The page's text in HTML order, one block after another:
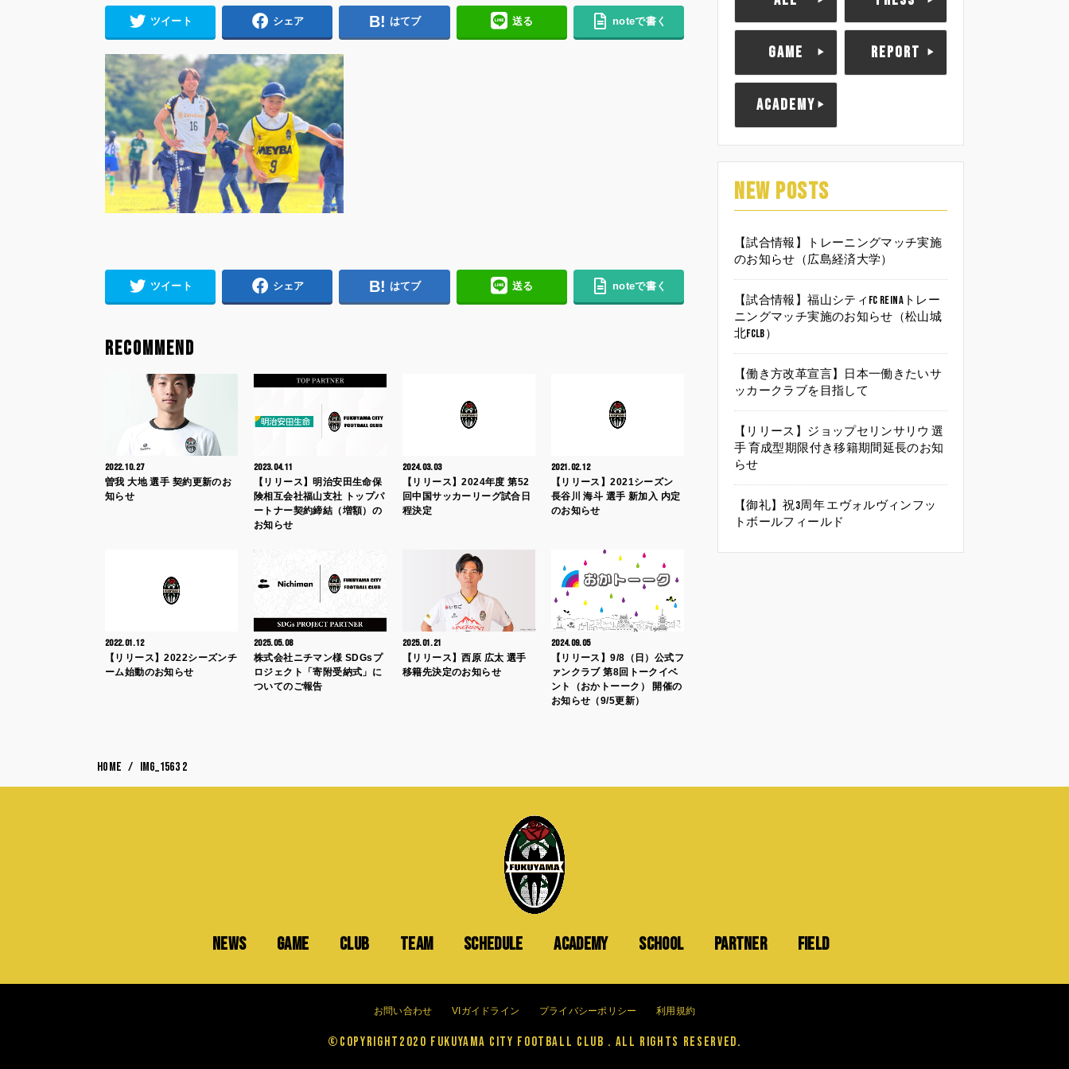
ツイート シェア はてブ 送る noteで書く
ツイート シェア はてブ 送る noteで書く
RECOMMEND
2022.10.27
曽我 大地 選手 契約更新のお
知らせ
2023.04.11
【リリース】明治安田生命保
険相互会社福山支社 トップパ
ートナー契約締結（増額）の
お知らせ
2024.03.03
【リリース】2024年度 第52
回中国サッカーリーグ試合日
程決定
2021.02.12
【リリース】2021シーズン
長谷川 海斗 選手 新加入 内定
のお知らせ
2022.01.12
【リリース】2022シーズンチ
ーム始動のお知らせ
2025.05.08
株式会社ニチマン様 SDGsプ
ロジェクト「寄附受納式」に
ついてのご報告
2025.01.21
【リリース】西原 広太 選手
移籍先決定のお知らせ
2024.09.05
【リリース】9/8（日）公式フ
ァンクラブ 第8回トークイベ
ント（おかトーーク） 開催の
お知らせ（9/5更新）
GAME REPORT
ACADEMY
NEW POSTS
【試合情報】トレーニングマッチ実施
のお知らせ（広島経済大学）
【試合情報】福山シティFC Reinaトレー
ニングマッチ実施のお知らせ（松山城
北FCLB）
【働き方改革宣言】日本一働きたいサ
ッカークラブを目指して
【リリース】ジョップセリンサリウ 選
手 育成型期限付き移籍期間延長のお知
らせ
【御礼】祝3周年 エヴォルヴィンフッ
トボールフィールド
HOME IMG_1563 2
NEWS GAME CLUB TEAM SCHEDULE ACADEMY SCHOOL PARTNER FIELD
お問い合わせ VIガイドライン プライバシーポリシー 利用規約
©Copyright2020 FUKUYAMA CITY FOOTBALL CLUB . All Rights Reserved.